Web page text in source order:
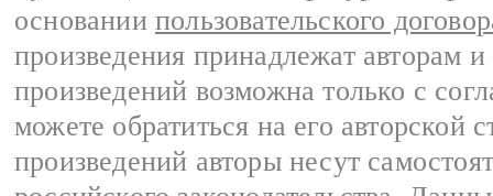
основании пользовательского
произведения принадлежат авторам
произведений возможна только с
можете обратиться на его авторской
произведений авторы несут